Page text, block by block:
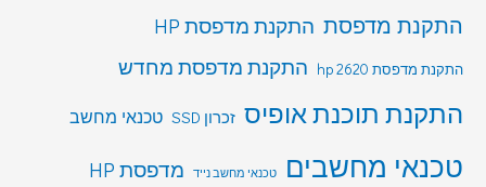
התקנת מדפסת התקנת מדפסת HP
התקנת מדפסת hp 2620 התקנת מדפסת מחדש
התקנת תוכנת אופיס זכרון SSD טכנאי מחשב
טכנאי מחשבים טכנאי מחשב נייד מדפסת HP